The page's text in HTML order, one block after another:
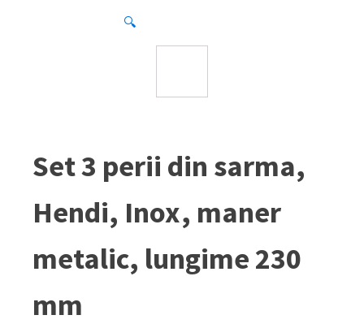
🔍
Set 3 perii din sarma,
Hendi, Inox, maner
metalic, lungime 230
mm